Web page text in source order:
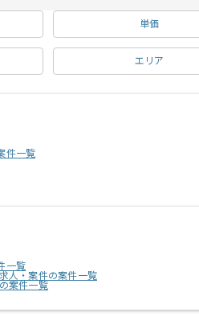
単価
エリア
件一覧
一覧
人・案件の案件一覧
案件一覧